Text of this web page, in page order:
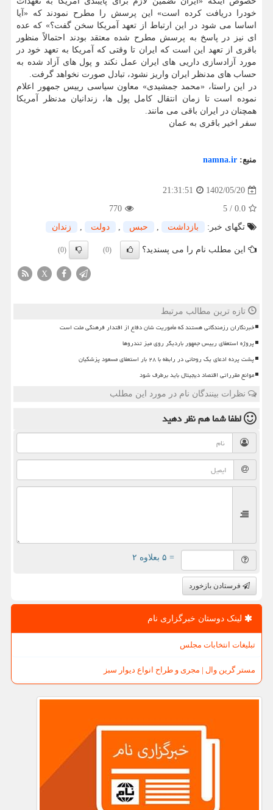
خودرا دریافت کرده است» این پرسش را مطرح نمودند که «آیا
اساسا می شود در این ارتباط از تعهد آمریکا سخن گفت؟» که عده
ای نیز در پاسخ به پرسش مطرح شده معتقد بودند احتمالاً منظور
باقری از تعهد این است که ایران تا وقتی که آمریکا به تعهد خود در
مورد آزادسازی داریی های ایران عمل نکند و پول های آزاد شده به
حساب های مدنظر ایران واریز نشود، تبادل صورت نخواهد گرفت.
در این راستا، «محمد جمشیدی» معاون سیاسی رییس جمهور اعلام
نموده است تا زمان انتقال کامل پول ها، زندانیان مدنظر آمریکا
همچنان در ایران باقی می مانند.
سفر اخیر باقری به عمان
منبع: namna.ir
1402/05/20
21:31:51
0.0
/
5
770
تگهای خبر:
بازداشت , حبس , دولت , زندان
این مطلب نام را می پسندید؟ (0)
(0)
X
تازه ترین مطالب مرتبط
خبرنگاران رزمندگانی هستند که مأموریت شان دفاع از اقتدار فرهنگی ملت است
پروژه استعفای رییس جمهور باردیگر روی میز تندروها
پشت پرده ادعای یک روحانی در رابطه با ۲۸ بار استعفای مسعود پزشکیان
موانع مقرراتی اقتصاد دیجیتال باید برطرف شود
نظرات بینندگان نام در مورد این مطلب
لطفا شما همنظر دهید
= ۵ بعلاوه ۲
فرستادن بازخورد
لینک دوستان خبرگزاری نام
تبلیغات انتخابات مجلس
مستر گرین وال | مجری و طراح انواع دیوار سبز